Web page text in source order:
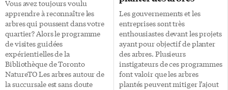
du changement climatique»,
selon le PDG fondateur, Alex
Milhomme. Quatre grands axes
Le Plan Climat du JBO repose
sur les quatre grands axes
suivants: 1 – La production et
[…]
arbre fluctuent depuis toujours
en fonction des variations de la
température et de la […]
Vous avez toujours voulu
apprendre à reconnaître les
arbres qui poussent dans votre
quartier? Alors le programme
de visites guidées
expérientielles de la
Bibliothèque de Toronto
NatureTO Les arbres autour de
la succursale est sans doute
Les gouvernements et les
entreprises sont très
enthousiastes devant les projets
ayant pour objectif de planter
des arbres. Plusieurs
instigateurs de ces programmes
font valoir que les arbres
plantés peuvent mitiger l’ajout